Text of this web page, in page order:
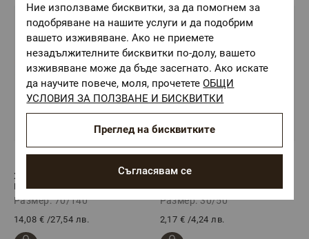
Хавлиена кърпа ВАРАДЕРО
ПРАСКОВА-БЕЖ, 70/140 см
Размер: 70/140
14,08 € /27,54 лв.
Хавлиена кърпа ВАРАДЕРО
Размер: 30/50
2,17 € /4,24 лв.
Ние използваме бисквитки, за да помогнем за
подобряване на нашите услуги и да подобрим
вашето изживяване. Ако не приемете
незадължителните бисквитки по-долу, вашето
изживяване може да бъде засегнато. Ако искате
да научите повече, моля, прочететеОБЩИ
УСЛОВИЯ ЗА ПОЛЗВАНЕ И БИСКВИТКИ
Съгласявам се
Преглед на бисквитките